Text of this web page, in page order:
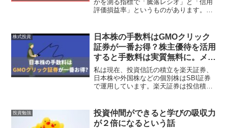
かを測る指標で「騰落レシオ」と「信用
評価損益率」というものがあります。か
ら、かなり投資パフォーマンスが向上し
ました。株式投資は「買い...
株式投資
日本株の手数料はGMOクリック
証券が一番お得？株主優待を活用
すると手数料は実質無料に。メリ
ットデメリットを紹介！
私は現在、投資信託の積立を楽天証券、
日本株や外国株などの個別株はSBI証券
で運用しています。楽天証券は投信積立
ています。最近、株の売買手数料も年間
にするとバカにならな...
投資勉強
投資仲間ができると学びの吸収力
が２倍になるという話